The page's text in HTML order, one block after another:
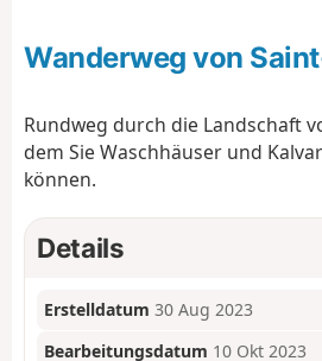
o
Wanderweg von
Rundweg durch die Landschaft
dem Sie Waschhäuser und
können.
Details
Erstelldatum 30 Aug 2023
Bearbeitungsdatum 10 Okt 2023